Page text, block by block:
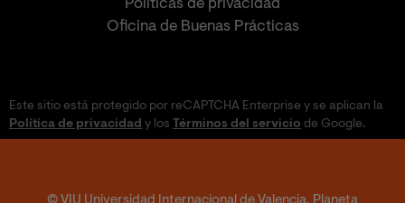
Políticas de privacidad
Oficina de Buenas Prácticas
Este sitio está protegido por reCAPTCHA Enterprise y se aplican la
Política de privacidad y los Términos del servicio de Google.